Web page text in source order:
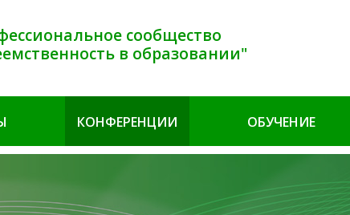
сообщество
в образовании"
КОНФЕРЕНЦИИ ОБУЧЕНИЕ